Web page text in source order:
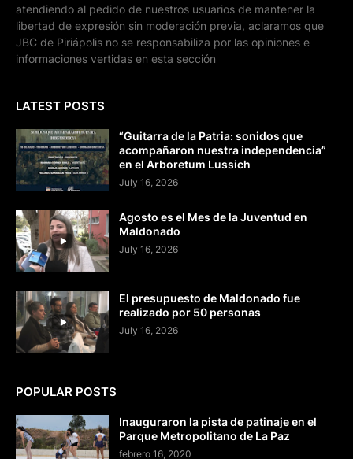
atendiendo al pedido de nuestros usuarios de mantener la
libertad de expresión sin moderación previa, aclaramos que
JBC de Piriápolis no se responsabiliza por las opiniones e
informaciones vertidas en esta sección
LATEST POSTS
“Guitarra de la Patria: sonidos que
acompañaron nuestra independencia”
en el Arboretum Lussich
July 16, 2026
Agosto es el Mes de la Juventud en
Maldonado
July 16, 2026
El presupuesto de Maldonado fue
realizado por 50 personas
July 16, 2026
POPULAR POSTS
Inauguraron la pista de patinaje en el
Parque Metropolitano de La Paz
febrero 16, 2020